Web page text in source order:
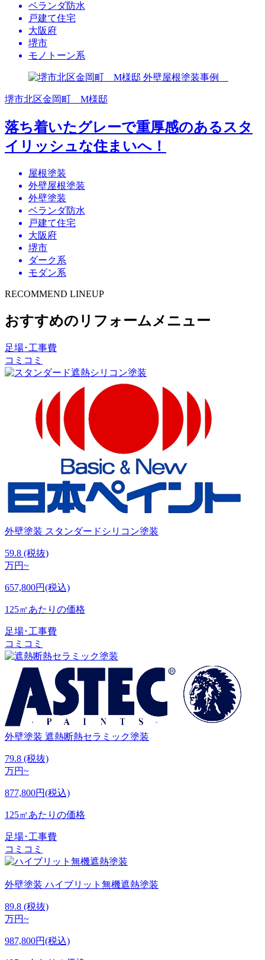
ベランダ防水
戸建て住宅
大阪府
堺市
モノトーン系
堺市北区金岡町 M様邸
落ち着いたグレーで重厚感のあるスタ
イリッシュな住まいへ！
屋根塗装
外壁屋根塗装
外壁塗装
ベランダ防水
戸建て住宅
大阪府
堺市
ダーク系
モダン系
RECOMMEND LINEUP
おすすめのリフォームメニュー
足場･工事費
コミコミ
外壁塗装 スタンダードシリコン塗装
59.8 (税抜)
万円~
657,800円(税込)
125㎡あたりの価格
足場･工事費
コミコミ
外壁塗装 遮熱断熱セラミック塗装
79.8 (税抜)
万円~
877,800円(税込)
125㎡あたりの価格
足場･工事費
コミコミ
外壁塗装 ハイブリット無機遮熱塗装
89.8 (税抜)
万円~
987,800円(税込)